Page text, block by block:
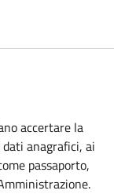
accertare la
anagrafici, ai
passaporto,